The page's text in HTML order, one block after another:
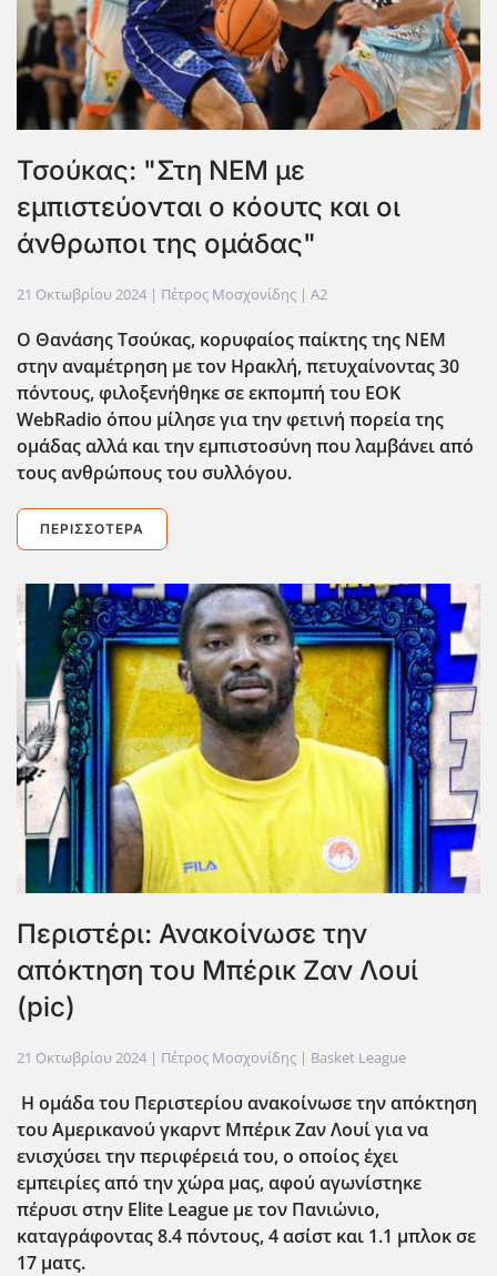
Τσούκας: "Στη ΝΕΜ με
εμπιστεύονται ο κόουτς και οι
άνθρωποι της ομάδας"
21 Οκτωβρίου 2024 | Πέτρος Μοσχονίδης | A2
Ο Θανάσης Τσούκας, κορυφαίος παίκτης της ΝΕΜ
στην αναμέτρηση με τον Ηρακλή, πετυχαίνοντας 30
πόντους, φιλοξενήθηκε σε εκπομπή του EOK
WebRadio όπου μίλησε για την φετινή πορεία της
ομάδας αλλά και την εμπιστοσύνη που λαμβάνει από
τους ανθρώπους του συλλόγου.
ΠΕΡΙΣΣΌΤΕΡΑ
Περιστέρι: Ανακοίνωσε την
απόκτηση του Μπέρικ Ζαν Λουί
(pic)
21 Οκτωβρίου 2024 | Πέτρος Μοσχονίδης | Basket League
Η ομάδα του Περιστερίου ανακοίνωσε την απόκτηση
του Αμερικανού γκαρντ Μπέρικ Ζαν Λουί για να
ενισχύσει την περιφέρειά του, ο οποίος έχει
εμπειρίες από την χώρα μας, αφού αγωνίστηκε
πέρυσι στην Elite League με τον Πανιώνιο,
καταγράφοντας 8.4 πόντους, 4 ασίστ και 1.1 μπλοκ σε
17 ματς.